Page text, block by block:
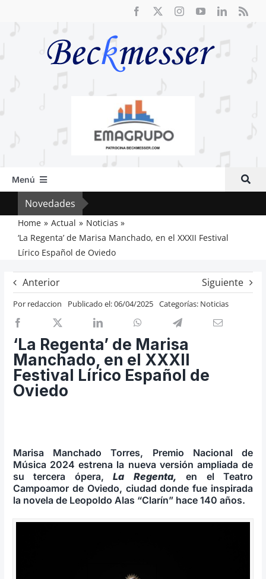
Menú
Inicio
Actual
Artículos
Previos de ópera
Entrevistas
Recomendación
Cosas de Beckmesser
Nosotros y privacidad
Buscar:
Novedades
Home Actual
Noticias
‘La Regenta’ de Marisa Manchado, en el XXXII Festival
Lírico Español de Oviedo
Anterior Siguiente
Por redaccion Publicado el: 06/04/2025 Categorías: Noticias
‘La Regenta’ de Marisa
Manchado, en el XXXII
Festival Lírico Español de
Oviedo
Marisa Manchado Torres, Premio Nacional de
Música 2024 estrena la nueva versión ampliada de
su tercera ópera,La Regenta, en el Teatro
Campoamor de Oviedo, ciudad donde fue inspirada
la novela de Leopoldo Alas “Clarín” hace 140 años.